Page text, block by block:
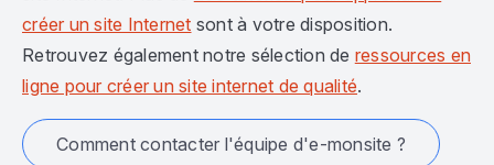
créer un site Internet sont à votre disposition.
Retrouvez également notre sélection de ressources en
ligne pour créer un site internet de qualité.
Comment contacter l'équipe d'e-monsite ?